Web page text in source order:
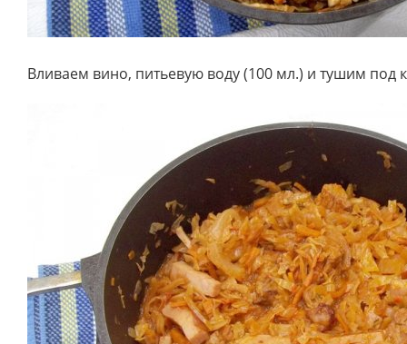
Вливаем вино, питьевую воду (100 мл.) и тушим под